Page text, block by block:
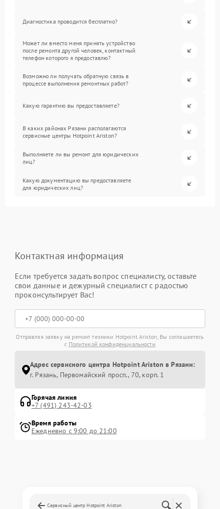
Диагностика проводится бесплатно?
Может ли вместо меня принять устройство
после ремонта другой человек, контактный
телефон которого я предоставлю?
Возможно ли получать обратную связь в
процессе выполнения ремонтных работ?
Какую гарантию вы предоставляете?
В каких районах Рязани располагаются
сервисные центры Hotpoint Ariston?
Выполняете ли вы ремонт для юридических
лиц?
Какую документацию вы предоставляете
для юридических лиц?
Контактная информация
Если требуется задать вопрос специалисту, оставьте
свои данные и дежурный специалист с радостью
проконсультирует Вас!
Отправляя заявку на ремонт техники Hotpoint Ariston, Вы соглашаетесь
с Политикой конфиденциальности
Адрес сервисного центра Hotpoint Ariston в Рязани:
г. Рязань, Первомайский просп., 70, корп. 1
Горячая линия
+7 (491) 243-42-03
Время работы
Ежедневно с 9:00 до 21:00
Сервисный центр Hotpoint Ariston